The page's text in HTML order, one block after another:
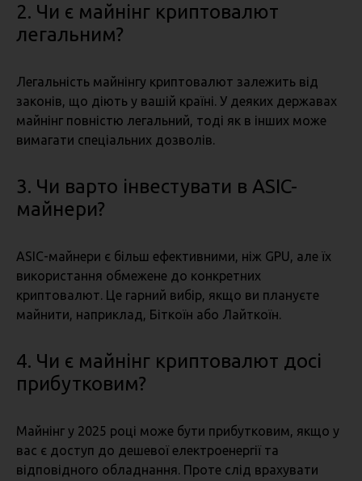
2. Чи є майнінг криптовалют
легальним?
Легальність майнінгу криптовалют залежить від
законів, що діють у вашій країні. У деяких державах
майнінг повністю легальний, тоді як в інших може
вимагати спеціальних дозволів.
3. Чи варто інвестувати в ASIC-
майнери?
ASIC-майнери є більш ефективними, ніж GPU, але їх
використання обмежене до конкретних
криптовалют. Це гарний вибір, якщо ви плануєте
майнити, наприклад, Біткоїн або Лайткоїн.
4. Чи є майнінг криптовалют досі
прибутковим?
Майнінг у 2025 році може бути прибутковим, якщо у
вас є доступ до дешевої електроенергії та
відповідного обладнання. Проте слід врахувати